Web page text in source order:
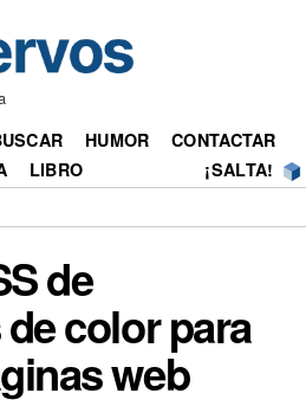
HUMOR
CONTACTAR
LIBRO ¡SALTA!
de
color para
web